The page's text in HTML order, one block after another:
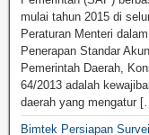
mulai tahun 2015 di
Peraturan Menteri
Penerapan Standar
Pemerintah Daerah,
64/2013 adalah
daerah yang mengatur
Bimtek Persiapan